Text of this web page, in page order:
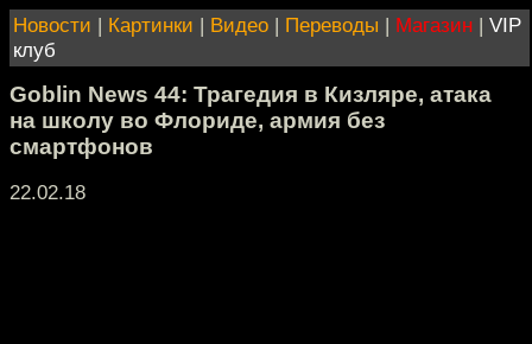
Новости | Картинки | Видео | Переводы | Магазин | VIP
клуб
Goblin News 44: Трагедия в Кизляре, атака
на школу во Флориде, армия без
смартфонов
22.02.18